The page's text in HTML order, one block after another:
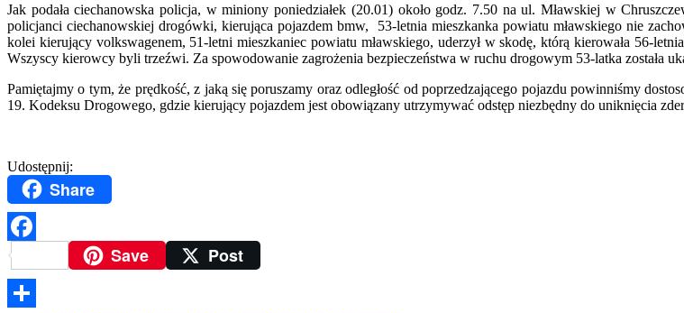
Jak podała ciechanowska policja, w miniony poniedziałek (20.01) około godz. 7.50 na ul. Mławskiej w
policjanci ciechanowskiej drogówki, kierująca pojazdem bmw, 53-letnia mieszkanka powiatu mławskiego nie
kolei kierujący volkswagenem, 51-letni mieszkaniec powiatu mławskiego, uderzył w skodę, którą kierowała 56-
Wszyscy kierowcy byli trzeźwi. Za spowodowanie zagrożenia bezpieczeństwa w ruchu drogowym 53-latka została
Pamiętajmy o tym, że prędkość, z jaką się poruszamy oraz odległość od poprzedzającego pojazdu powinniśmy
19. Kodeksu Drogowego, gdzie kierujący pojazdem jest obowiązany utrzymywać odstęp niezbędny do uniknięcia
Udostępnij:
Share
FacebookSave Post